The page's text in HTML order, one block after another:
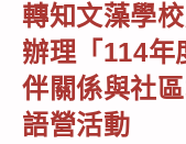
轉知文藻學
辦理「114年
伴關係與社
語營活動